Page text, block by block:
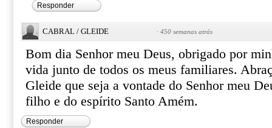
Responder
CABRAL / GLEIDE · 450 semanas atrás
Bom dia Senhor meu Deus, obrigado por
vida junto de todos os meus familiares.
Gleide que seja a vontade do Senhor meu
filho e do espírito Santo Amém.
Responder